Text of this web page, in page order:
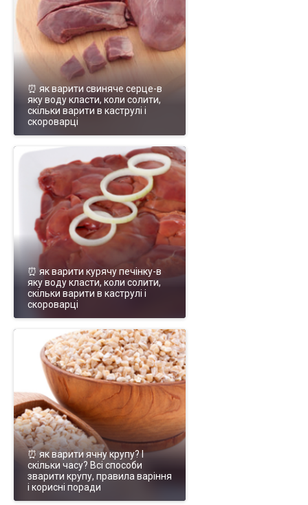
⏰ як варити свиняче серце-в
яку воду класти, коли солити,
скільки варити в каструлі і
скороварці
⏰ як варити курячу печінку-в
яку воду класти, коли солити,
скільки варити в каструлі і
скороварці
⏰ як варити ячну крупу? І
скільки часу? Всі способи
зварити крупу, правила варіння
і корисні поради